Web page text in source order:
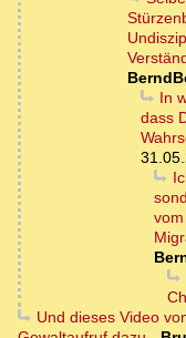
In
dass
Und dieses Video